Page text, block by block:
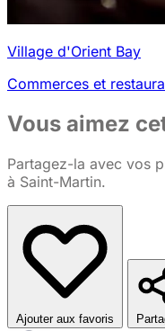
Village d'Orient Bay
Commerces et
Vous aimez
Partagez-la avec vos
à Saint-Martin.
Ajouter aux favoris